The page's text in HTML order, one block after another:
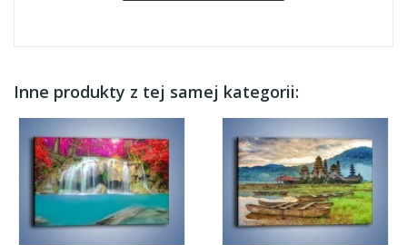
Inne produkty z tej samej kategorii: